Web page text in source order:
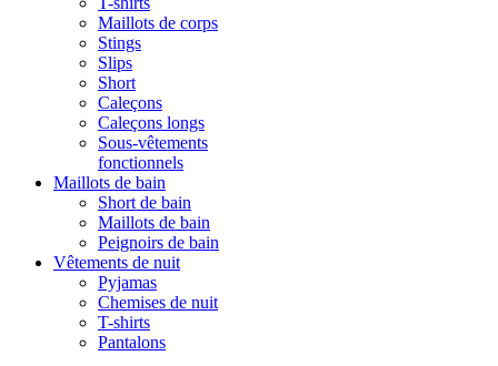
Maillots de corps
Stings
Slips
Short
Caleçons
Caleçons longs
Sous-vêtements
fonctionnels
Maillots de bain
Short de bain
Maillots de bain
Peignoirs de bain
Vêtements de nuit
Pyjamas
Chemises de nuit
T-shirts
Pantalons